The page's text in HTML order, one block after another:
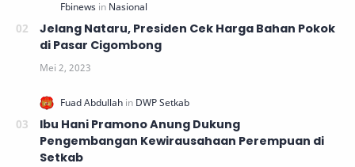
Jelang Nataru, Presiden Cek Harga Bahan Pokok
di Pasar Cigombong
Ibu Hani Pramono Anung Dukung
Pengembangan Kewirausahaan Perempuan di
Setkab